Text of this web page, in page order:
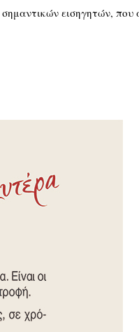
εισηγητών, που